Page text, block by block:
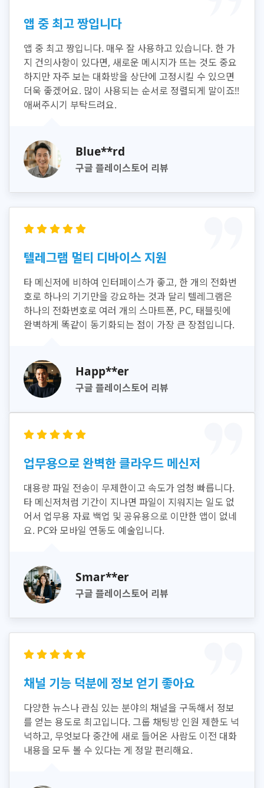
앱 중 최고 짱입니다
앱 중 최고 짱입니다. 매우 잘 사용하고 있습니다. 한 가
지 건의사항이 있다면, 새로운 메시지가 뜨는 것도 중요
하지만 자주 보는 대화방을 상단에 고정시킬 수 있으면
더욱 좋겠어요. 많이 사용되는 순서로 정렬되게 말이죠!!
애써주시기 부탁드려요.
Blue**rd
구글 플레이스토어 리뷰
텔레그램 멀티 디바이스 지원
타 메신저에 비하여 인터페이스가 좋고, 한 개의 전화번
호로 하나의 기기만을 강요하는 것과 달리 텔레그램은
하나의 전화번호로 여러 개의 스마트폰, PC, 태블릿에
완벽하게 똑같이 동기화되는 점이 가장 큰 장점입니다.
Happ**er
구글 플레이스토어 리뷰
업무용으로 완벽한 클라우드 메신저
대용량 파일 전송이 무제한이고 속도가 엄청 빠릅니다.
타 메신저처럼 기간이 지나면 파일이 지워지는 일도 없
어서 업무용 자료 백업 및 공유용으로 이만한 앱이 없네
요. PC와 모바일 연동도 예술입니다.
Smar**er
구글 플레이스토어 리뷰
채널 기능 덕분에 정보 얻기 좋아요
다양한 뉴스나 관심 있는 분야의 채널을 구독해서 정보
를 얻는 용도로 최고입니다. 그룹 채팅방 인원 제한도 넉
넉하고, 무엇보다 중간에 새로 들어온 사람도 이전 대화
내용을 모두 볼 수 있다는 게 정말 편리해요.